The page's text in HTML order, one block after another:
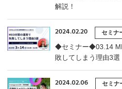
解説！
2024.02.20 セミナ
◆セミナー◆03.14
敗してしまう理由3選
2024.02.06 セミナ